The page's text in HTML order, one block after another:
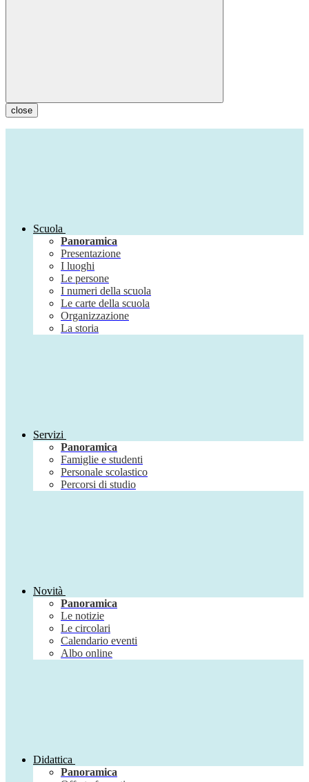
close
Scuola
Panoramica
Presentazione
I luoghi
Le persone
I numeri della scuola
Le carte della scuola
Organizzazione
La storia
Servizi
Panoramica
Famiglie e studenti
Personale scolastico
Percorsi di studio
Novità
Panoramica
Le notizie
Le circolari
Calendario eventi
Albo online
Didattica
Panoramica